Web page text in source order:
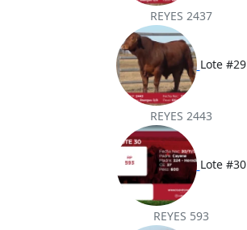
REYES 2437
Lote #29
REYES 2443
Lote #30
REYES 593